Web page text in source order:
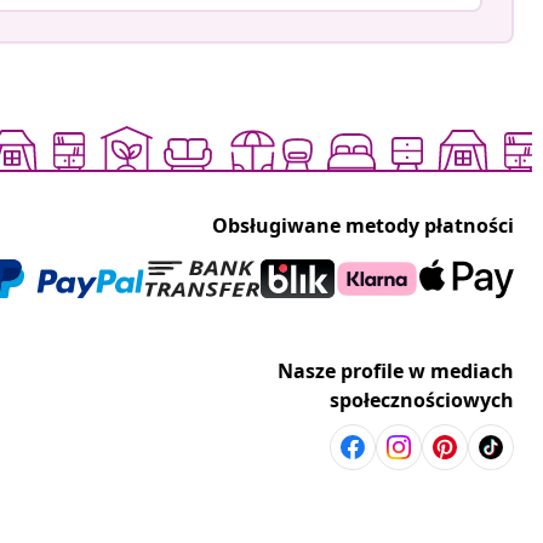
Obsługiwane metody płatności
Nasze profile w mediach
społecznościowych